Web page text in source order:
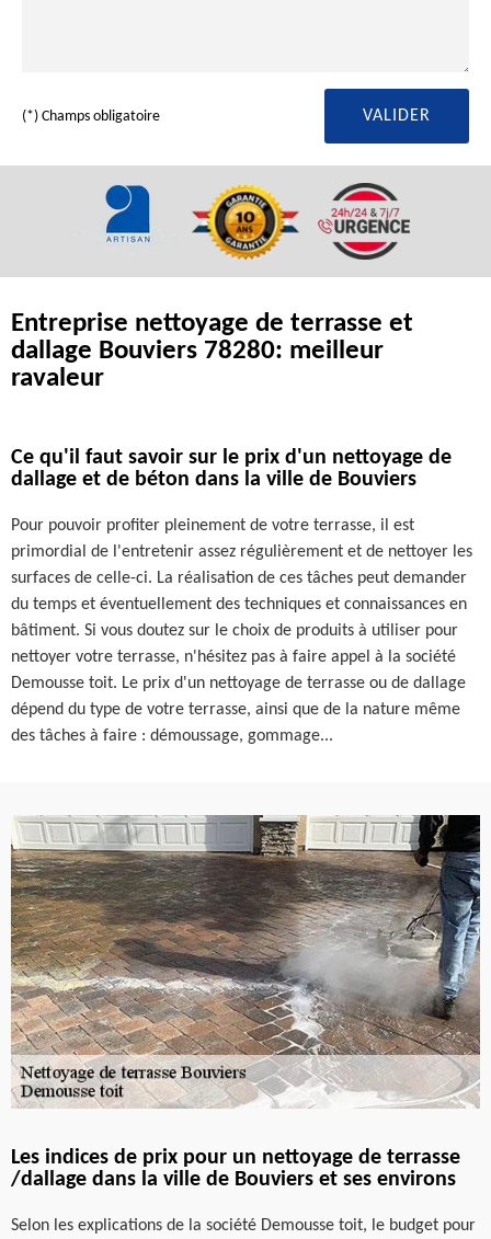
(*) Champs obligatoire
Entreprise nettoyage de terrasse et
dallage Bouviers 78280: meilleur
ravaleur
Ce qu'il faut savoir sur le prix d'un nettoyage de
dallage et de béton dans la ville de Bouviers
Pour pouvoir profiter pleinement de votre terrasse, il est
primordial de l'entretenir assez régulièrement et de nettoyer les
surfaces de celle-ci. La réalisation de ces tâches peut demander
du temps et éventuellement des techniques et connaissances en
bâtiment. Si vous doutez sur le choix de produits à utiliser pour
nettoyer votre terrasse, n'hésitez pas à faire appel à la société
Demousse toit. Le prix d'un nettoyage de terrasse ou de dallage
dépend du type de votre terrasse, ainsi que de la nature même
des tâches à faire : démoussage, gommage...
Les indices de prix pour un nettoyage de terrasse
/dallage dans la ville de Bouviers et ses environs
Selon les explications de la société Demousse toit, le budget pour